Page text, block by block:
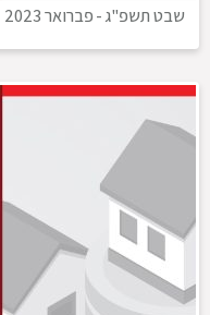
שבט תשפ"ג-פברואר 2023